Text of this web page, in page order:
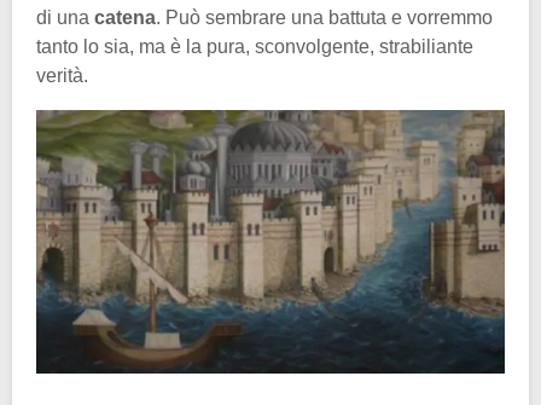
di una catena. Può sembrare una battuta e vorremmo
tanto lo sia, ma è la pura, sconvolgente, strabiliante
verità.